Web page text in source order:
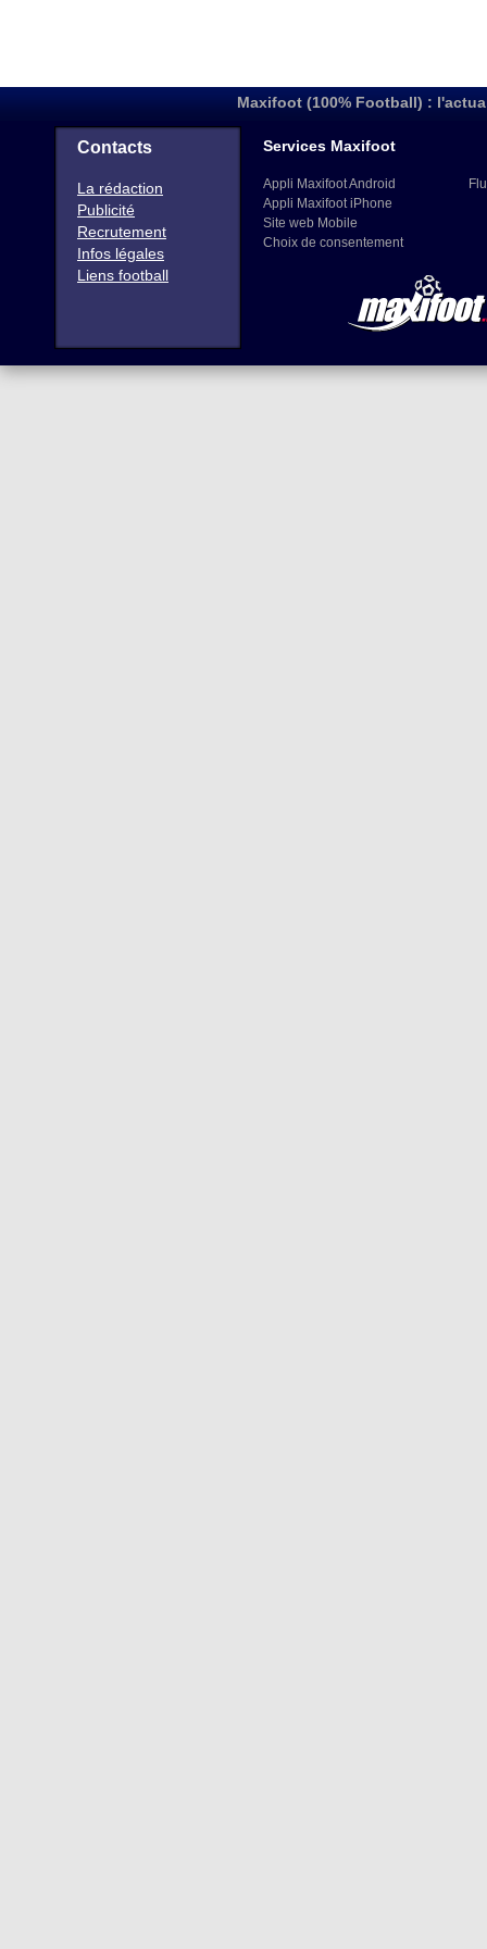
Maxifoot (100% Football) :
Contacts
La rédaction
Publicité
Recrutement
Infos légales
Liens football
Services Maxifoot
Appli Maxifoot Android
Appli Maxifoot iPhone
Site web Mobile
Choix de consentement